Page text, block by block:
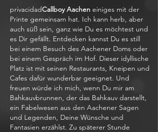
privacidadCallboy Aachen einiges mit der
Printe gemeinsam hat. Ich kann herb, aber
auch süß sein, ganz wie Du es möchtest und
es Dir gefällt. Entdecken kannst Du es still
bei einem Besuch des Aachener Doms oder
bei einem Gespräch im Hof. Dieser idyllische
Platz ist mit seinen Restaurants, Kneipen und
Cafes dafür wunderbar geeignet. Und
freuen würde ich mich, wenn Du mir am
Bahkauvbrunnen, der das Bahkauv darstellt,
ein Fabelwesen aus den Aachener Sagen
und Legenden, Deine Wünsche und
Fantasien erzählst. Zu späterer Stunde